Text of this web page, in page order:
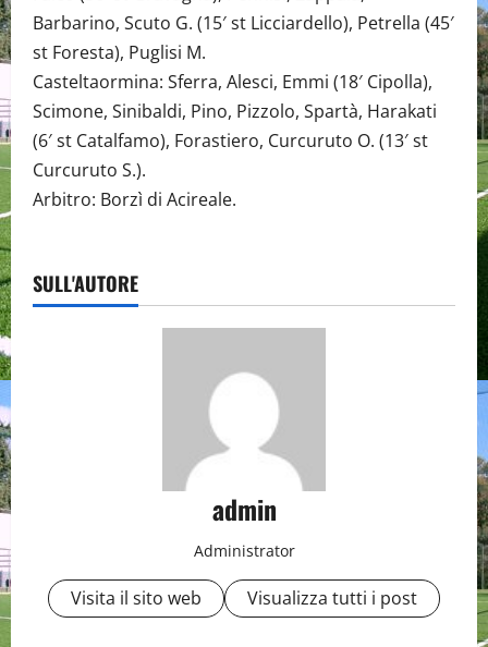
Barbarino, Scuto G. (15′ st Licciardello), Petrella (45′
st Foresta), Puglisi M.
Casteltaormina: Sferra, Alesci, Emmi (18′ Cipolla),
Scimone, Sinibaldi, Pino, Pizzolo, Spartà, Harakati
(6′ st Catalfamo), Forastiero, Curcuruto O. (13′ st
Curcuruto S.).
Arbitro: Borzì di Acireale.
SULL'AUTORE
admin
Administrator
Visita il sito web Visualizza tutti i post